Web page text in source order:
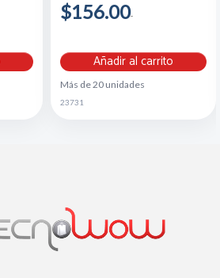
$156.00
Añadir al carrito
Más de 20 unidades
23731